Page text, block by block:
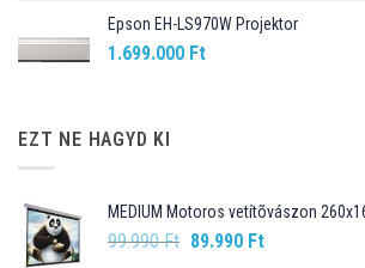
Epson EH-LS970W Projektor
1.699.000 Ft
EZT NE HAGYD KI
MEDIUM Motoros vetítõvászon
99.990Ft Original
89.990 FtCurrent